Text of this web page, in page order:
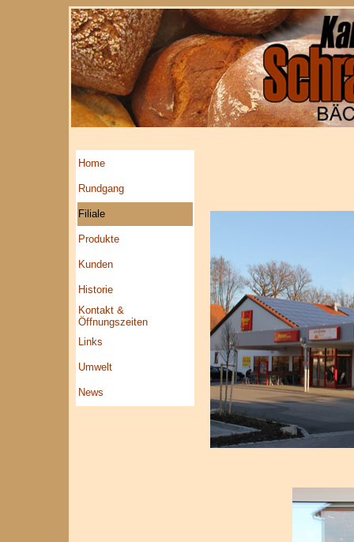
Home
Rundgang
Filiale
Produkte
Kunden
Historie
Kontakt &
Öffnungszeiten
Links
Umwelt
News